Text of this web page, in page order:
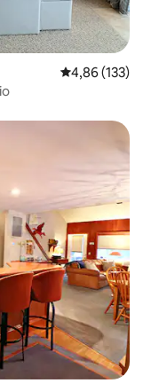
4,86 (133)